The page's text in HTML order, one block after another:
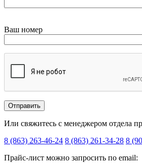
Ваш номер
Или свяжитесь с менеджером отдела
8 (863) 263-46-24 8 (863) 261-34-28 8
Прайс-лист можно запросить по email: